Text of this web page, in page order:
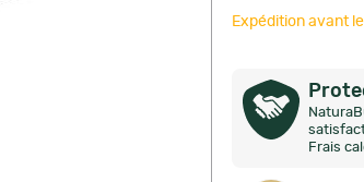
Expédition avant
Frais